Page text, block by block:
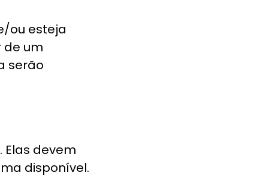
ou esteja
de um
serão
Elas devem
disponível.